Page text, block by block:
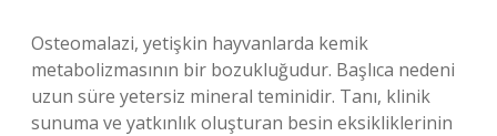
Osteomalazi, yetişkin hayvanlarda kemik
metabolizmasının bir bozukluğudur. Başlıca nedeni
uzun süre yetersiz mineral teminidir. Tanı, klinik
sunuma ve yatkınlık oluşturan besin eksikliklerinin